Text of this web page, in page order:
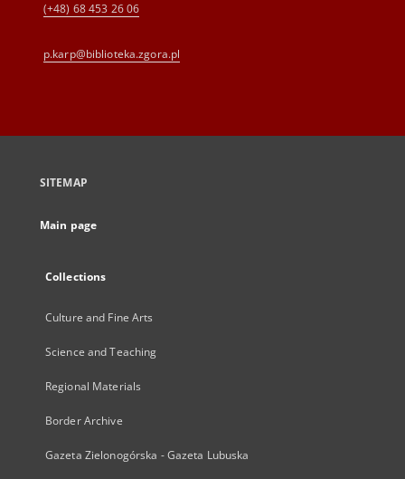
(+48) 68 453 26 06
p.karp@biblioteka.zgora.pl
SITEMAP
Main page
Collections
Culture and Fine Arts
Science and Teaching
Regional Materials
Border Archive
Gazeta Zielonogórska - Gazeta Lubuska